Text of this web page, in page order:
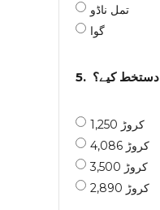
تمل ناڈو
گوا
5.
1,250 کروڑ
4,086 کروڑ
3,500 کروڑ
2,890 کروڑ